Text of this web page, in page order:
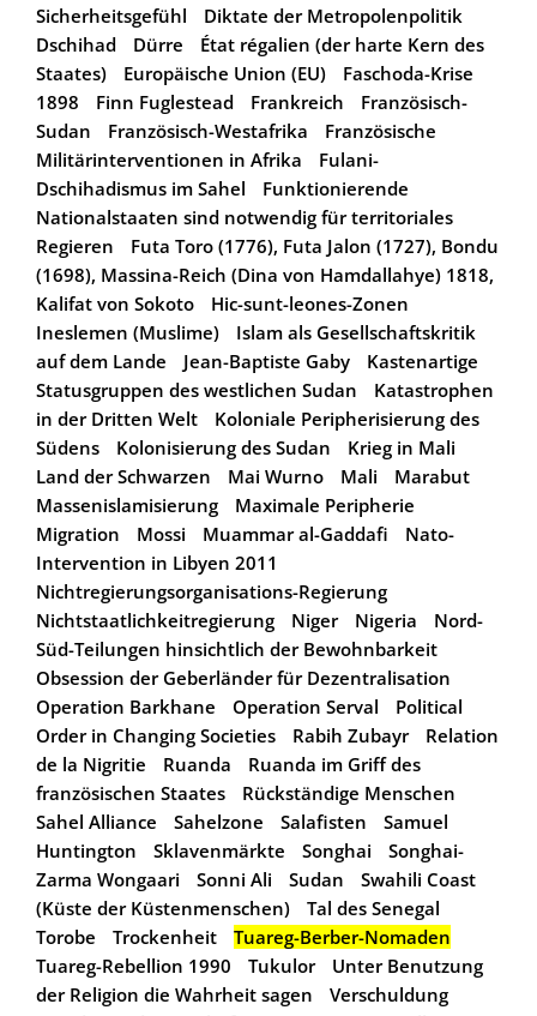
Sicherheitsgefühl
Diktate der Metropolenpolitik
Dschihad
Dürre
État régalien (der harte Kern des
Staates)
Europäische Union (EU)
Faschoda-Krise
1898
Finn Fuglestead Frankreich
Französisch-
Sudan
Französisch-Westafrika
Französische
Militärinterventionen in Afrika
Fulani-
Dschihadismus im Sahel
Funktionierende
Nationalstaaten sind notwendig für territoriales
Regieren
Futa Toro (1776), Futa Jalon (1727), Bondu
(1698), Massina-Reich (Dina von Hamdallahye) 1818,
Kalifat von Sokoto
Hic-sunt-leones-Zonen
Ineslemen (Muslime)
Islam als Gesellschaftskritik
auf dem Lande
Jean-Baptiste Gaby
Kastenartige
Statusgruppen des westlichen Sudan
Katastrophen
in der Dritten Welt
Koloniale Peripherisierung des
Südens
Kolonisierung des Sudan
Krieg in Mali
Land der Schwarzen
Mai Wurno Mali
Marabut
Massenislamisierung
Maximale Peripherie
Migration
Mossi Muammar al-Gaddafi
Nato-
Intervention in Libyen 2011
Nichtregierungsorganisations-Regierung
Nichtstaatlichkeitregierung
Niger Nigeria
Nord-
Süd-Teilungen hinsichtlich der Bewohnbarkeit
Obsession der Geberländer für Dezentralisation
Operation Barkhane
Operation Serval
Political
Order in Changing Societies
Rabih Zubayr
Relation
de la Nigritie
Ruanda
Ruanda im Griff des
französischen Staates
Rückständige Menschen
Sahel Alliance
Sahelzone Salafisten
Samuel
Huntington
Sklavenmärkte Songhai
Songhai-
Zarma Wongaari
Sonni Ali Sudan
Swahili Coast
(Küste der Küstenmenschen)
Tal des Senegal
Torobe
Trockenheit
Tuareg-Berber-Nomaden
Tuareg-Rebellion 1990
Tukulor
Unter Benutzung
der Religion die Wahrheit sagen
Verschuldung